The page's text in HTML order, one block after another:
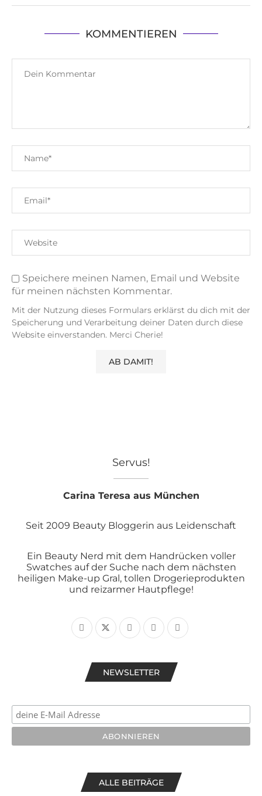
KOMMENTIEREN
Speichere meinen Namen, Email und Website
für meinen nächsten Kommentar.
Mit der Nutzung dieses Formulars erklärst du dich mit der
Speicherung und Verarbeitung deiner Daten durch diese
Website einverstanden. Merci Cherie!
Servus!
Carina Teresa aus München
Seit 2009 Beauty Bloggerin aus Leidenschaft
Ein Beauty Nerd mit dem Handrücken voller
Swatches auf der Suche nach dem nächsten
heiligen Make-up Gral, tollen Drogerieprodukten
und reizarmer Hautpflege!
NEWSLETTER
ALLE BEITRÄGE